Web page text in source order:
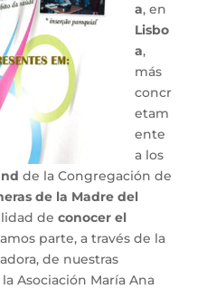
a, en
Lisbo
a,
más
concr
etam
ente
a los
de la Congregación de
de la Madre del
de conocer el
parte, a través de la
de nuestras
Asociación María Ana